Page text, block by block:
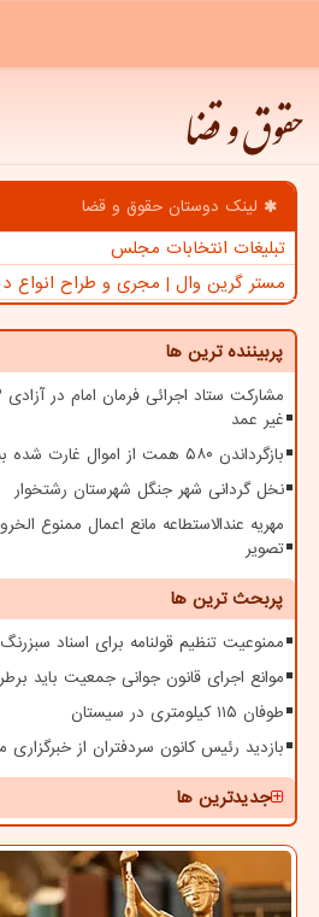
حقوق و قضا
لینک دوستان حقوق و قضا
تبلیغات انتخابات مجلس
مستر گرین وال | مجری و طراح انواع
پربیننده ترین ها
غیر عمد
بازگرداندن ۵۸۰ همت از اموال غارت شده به بیت المال
نخل گردانی شهر جنگل شهرستان رشتخوار
مهریه عندالاستطاعه مانع اعمال ممنوع
تصویر
پربحث ترین ها
ممنوعیت تنظیم قولنامه برای اسناد سبزرنگ
موانع اجرای قانون جوانی جمعیت باید
طوفان ۱۱۵ کیلومتری در سیستان
بازدید رئیس کانون سردفتران از خبرگزاری
جدیدترین ها